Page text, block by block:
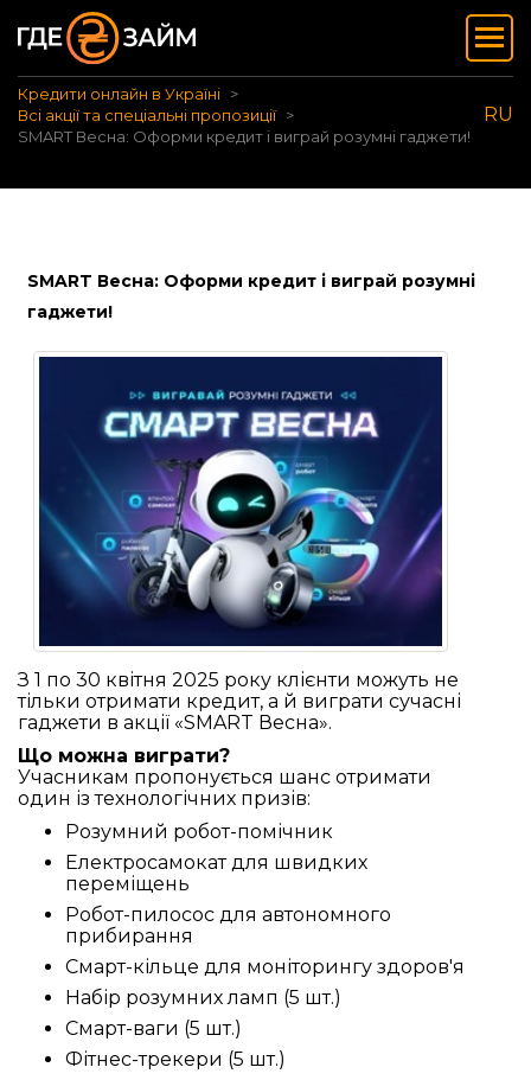
Кредити онлайн в Україні
Всі акції та спеціальні пропозиції
SMART Весна: Оформи кредит і виграй розумні гаджети!
RU
SMART Весна: Оформи кредит і виграй розумні
гаджети!
З 1 по 30 квітня 2025 року клієнти можуть не
тільки отримати кредит, а й виграти сучасні
гаджети в акції «SMART Весна».
Що можна виграти?
Учасникам пропонується шанс отримати
один із технологічних призів:
Розумний робот-помічник
Електросамокат для швидких
переміщень
Робот-пилосос для автономного
прибирання
Смарт-кільце для моніторингу здоров'я
Набір розумних ламп (5 шт.)
Смарт-ваги (5 шт.)
Фітнес-трекери (5 шт.)